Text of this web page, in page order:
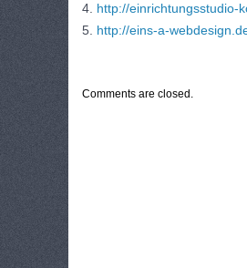
4. http://einrichtungsstudio-
5. http://eins-a-
Comments are closed.